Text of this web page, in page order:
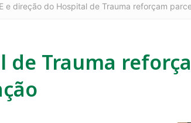
e direção do Hospital de Trauma reforçam
de Trauma